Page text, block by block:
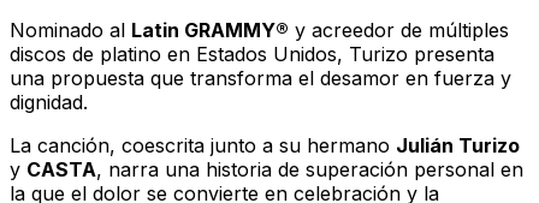
Nominado al Latin GRAMMY® y acreedor de múltiples
discos de platino en Estados Unidos, Turizo presenta
una propuesta que transforma el desamor en fuerza y
dignidad.
La canción, coescrita junto a su hermano Julián Turizo
y CASTA, narra una historia de superación personal en
la que el dolor se convierte en celebración y la